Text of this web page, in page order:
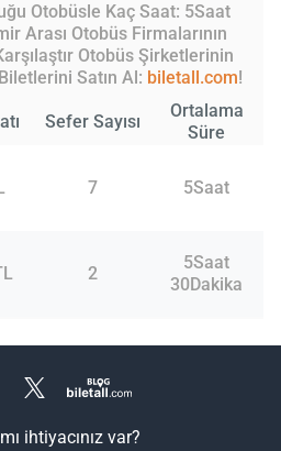
Otobüsle Kaç Saat: 5Saat
Arası Otobüs Firmalarının
Otobüs Şirketlerinin
Satın Al: biletall.com!
Sefer Sayısı
Ortalama
Süre
7 5Saat
2
5Saat
30Dakika
ihtiyacınız var?